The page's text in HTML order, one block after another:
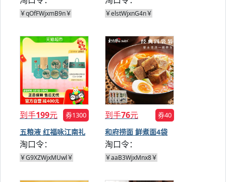
￥qOfFWjxmB9n￥ ￥elstWjxnG4n￥
到手199元 券1300
五粮液 红福咏江南礼
盒250ml*4
淘口令：
￥G9XZWjxMUwl￥
到手76元 券40
和府捞面 鲜煮面4袋
装
淘口令：
￥aaB3WjxMnx8￥